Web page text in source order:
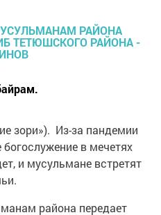
зори»). Из-за ­пандемии
в мечетях
и мусульмане встретят
района передает